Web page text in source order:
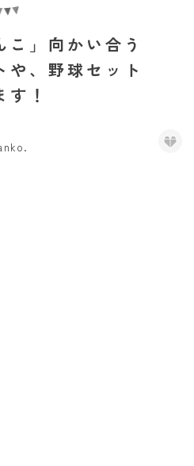
こ」向かい合う
や、野球セット
！